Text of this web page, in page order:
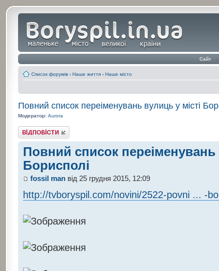
Сайт ‹
Список форумів ‹ Наше життя ‹ Наше місто
Повний список переіменувань вулиць у місті
Модератор: Aurora
Відповісти
Повний список переіменувань
Борисполі
fossil manвід 25 грудня 2015, 12:09
http://tvboryspil.com/novini/2522-povni ... -